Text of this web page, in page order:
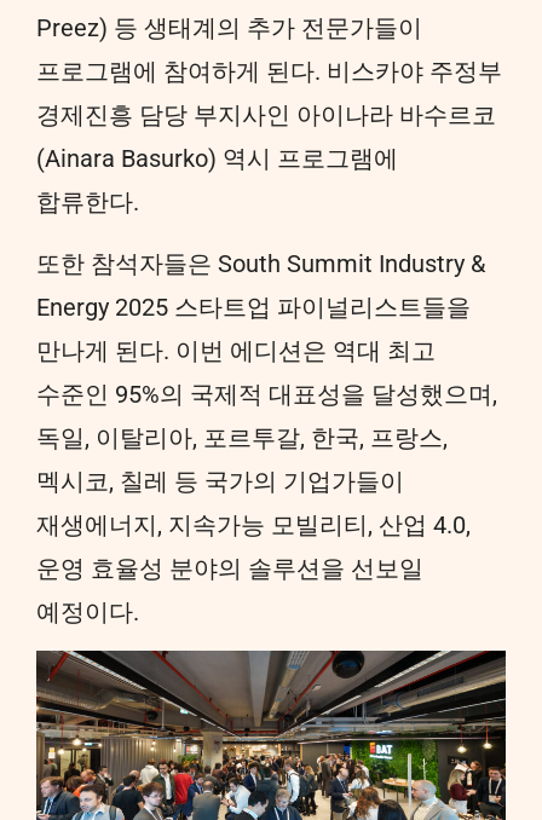
Preez) 등 생태계의 추가 전문가들이
프로그램에 참여하게 된다. 비스카야 주정부
경제진흥 담당 부지사인 아이나라 바수르코
(Ainara Basurko) 역시 프로그램에
합류한다.
또한 참석자들은 South Summit Industry &
Energy 2025 스타트업 파이널리스트들을
만나게 된다. 이번 에디션은 역대 최고
수준인 95%의 국제적 대표성을 달성했으며,
독일, 이탈리아, 포르투갈, 한국, 프랑스,
멕시코, 칠레 등 국가의 기업가들이
재생에너지, 지속가능 모빌리티, 산업 4.0,
운영 효율성 분야의 솔루션을 선보일
예정이다.